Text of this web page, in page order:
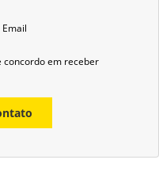
Email
concordo em receber